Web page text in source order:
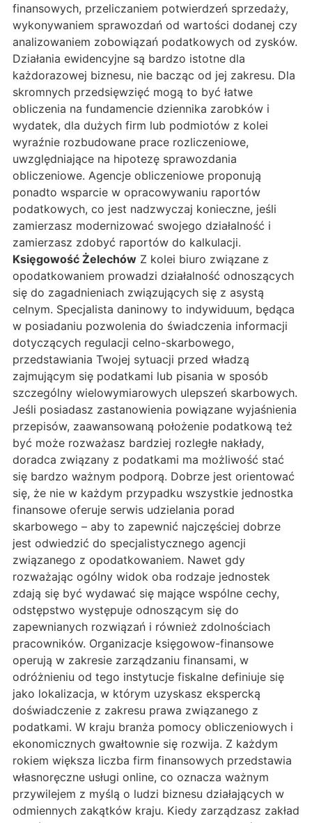
finansowych, przeliczaniem potwierdzeń sprzedaży,
wykonywaniem sprawozdań od wartości dodanej czy
analizowaniem zobowiązań podatkowych od zysków.
Działania ewidencyjne są bardzo istotne dla
każdorazowej biznesu, nie bacząc od jej zakresu. Dla
skromnych przedsięwzięć mogą to być łatwe
obliczenia na fundamencie dziennika zarobków i
wydatek, dla dużych firm lub podmiotów z kolei
wyraźnie rozbudowane prace rozliczeniowe,
uwzględniające na hipotezę sprawozdania
obliczeniowe. Agencje obliczeniowe proponują
ponadto wsparcie w opracowywaniu raportów
podatkowych, co jest nadzwyczaj konieczne, jeśli
zamierzasz modernizować swojego działalność i
zamierzasz zdobyć raportów do kalkulacji.
Księgowość Żelechów Z kolei biuro związane z
opodatkowaniem prowadzi działalność odnoszących
się do zagadnieniach związujących się z asystą
celnym. Specjalista daninowy to indywiduum, będąca
w posiadaniu pozwolenia do świadczenia informacji
dotyczących regulacji celno-skarbowego,
przedstawiania Twojej sytuacji przed władzą
zajmującym się podatkami lub pisania w sposób
szczególny wielowymiarowych ulepszeń skarbowych.
Jeśli posiadasz zastanowienia powiązane wyjaśnienia
przepisów, zaawansowaną położenie podatkową też
być może rozważasz bardziej rozległe nakłady,
doradca związany z podatkami ma możliwość stać
się bardzo ważnym podporą. Dobrze jest orientować
się, że nie w każdym przypadku wszystkie jednostka
finansowe oferuje serwis udzielania porad
skarbowego – aby to zapewnić najczęściej dobrze
jest odwiedzić do specjalistycznego agencji
związanego z opodatkowaniem. Nawet gdy
rozważając ogólny widok oba rodzaje jednostek
zdają się być wydawać się mające wspólne cechy,
odstępstwo występuje odnoszącym się do
zapewnianych rozwiązań i również zdolnościach
pracowników. Organizacje księgowow-finansowe
operują w zakresie zarządzaniu finansami, w
odróżnieniu od tego instytucje fiskalne definiuje się
jako lokalizacja, w którym uzyskasz ekspercką
doświadczenie z zakresu prawa związanego z
podatkami. W kraju branża pomocy obliczeniowych i
ekonomicznych gwałtownie się rozwija. Z każdym
rokiem większa liczba firm finansowych przedstawia
własnoręczne usługi online, co oznacza ważnym
przywilejem z myślą o ludzi biznesu działających w
odmiennych zakątków kraju. Kiedy zarządzasz zakład